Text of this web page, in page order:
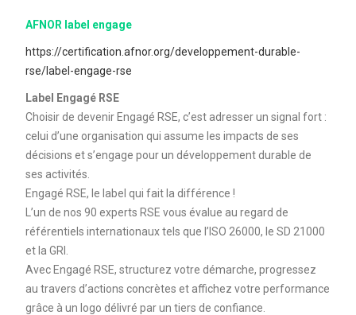
AFNOR label engage
https://certification.afnor.org/developpement-durable-
rse/label-engage-rse
Label Engagé RSE
Choisir de devenir Engagé RSE, c’est adresser un signal fort :
celui d’une organisation qui assume les impacts de ses
décisions et s’engage pour un développement durable de
ses activités.
Engagé RSE, le label qui fait la différence !
L’un de nos 90 experts RSE vous évalue au regard de
référentiels internationaux tels que l’ISO 26000, le SD 21000
et la GRI.
Avec Engagé RSE, structurez votre démarche, progressez
au travers d’actions concrètes et affichez votre performance
grâce à un logo délivré par un tiers de confiance.